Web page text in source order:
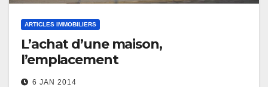
ARTICLES IMMOBILIERS
L’achat d’une maison,
l’emplacement
6 JAN 2014